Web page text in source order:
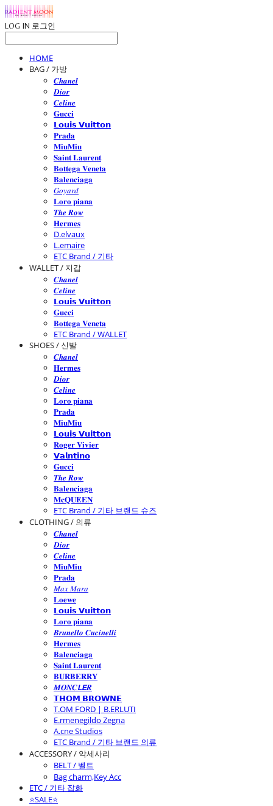
LOG IN 로그인
HOME
BAG / 가방
𝑪𝒉𝒂𝒏𝒆𝒍
𝑫𝒊𝒐𝒓
𝑪𝒆𝒍𝒊𝒏𝒆
𝐆𝐮𝐜𝐜𝐢
𝗟𝗼𝘂𝗶𝘀 𝗩𝘂𝗶𝘁𝘁𝗼𝗻
𝐏𝐫𝐚𝐝𝐚
𝐌𝐢𝐮𝐌𝐢𝐮
𝐒𝐚𝐢𝐧𝐭 𝐋𝐚𝐮𝐫𝐞𝐧𝐭
𝐁𝐨𝐭𝐭𝐞𝐠𝐚 𝐕𝐞𝐧𝐞𝐭𝐚
𝐁𝐚𝐥𝐞𝐧𝐜𝐢𝐚𝐠𝐚
𝐺𝑜𝑦𝑎𝑟𝑑
𝐋𝐨𝐫𝐨 𝐩𝐢𝐚𝐧𝐚
𝑻𝒉𝒆 𝑹𝒐𝒘
𝐇𝐞𝐫𝐦𝐞𝐬
D.elvaux
L.emaire
ETC Brand / 기타
WALLET / 지갑
𝑪𝒉𝒂𝒏𝒆𝒍
𝑪𝒆𝒍𝒊𝒏𝒆
𝗟𝗼𝘂𝗶𝘀 𝗩𝘂𝗶𝘁𝘁𝗼𝗻
𝐆𝐮𝐜𝐜𝐢
𝐁𝐨𝐭𝐭𝐞𝐠𝐚 𝐕𝐞𝐧𝐞𝐭𝐚
ETC Brand / WALLET
SHOES / 신발
𝑪𝒉𝒂𝒏𝒆𝒍
𝐇𝐞𝐫𝐦𝐞𝐬
𝑫𝒊𝒐𝒓
𝑪𝒆𝒍𝒊𝒏𝒆
𝐋𝐨𝐫𝐨 𝐩𝐢𝐚𝐧𝐚
𝐏𝐫𝐚𝐝𝐚
𝐌𝐢𝐮𝐌𝐢𝐮
𝗟𝗼𝘂𝗶𝘀 𝗩𝘂𝗶𝘁𝘁𝗼𝗻
𝐑𝐨𝐠𝐞𝐫 𝐕𝐢𝐯𝐢𝐞𝐫
𝗩𝗮𝗹𝗻𝘁𝗶𝗻𝗼
𝐆𝐮𝐜𝐜𝐢
𝑻𝒉𝒆 𝑹𝒐𝒘
𝐁𝐚𝐥𝐞𝐧𝐜𝐢𝐚𝐠𝐚
𝐌𝐜𝐐𝐔𝐄𝐄𝐍
ETC Brand / 기타 브랜드 슈즈
CLOTHING / 의류
𝑪𝒉𝒂𝒏𝒆𝒍
𝑫𝒊𝒐𝒓
𝑪𝒆𝒍𝒊𝒏𝒆
𝐌𝐢𝐮𝐌𝐢𝐮
𝐏𝐫𝐚𝐝𝐚
𝑀𝑎𝑥 𝑀𝑎𝑟𝑎
𝐋𝐨𝐞𝐰𝐞
𝗟𝗼𝘂𝗶𝘀 𝗩𝘂𝗶𝘁𝘁𝗼𝗻
𝐋𝐨𝐫𝐨 𝐩𝐢𝐚𝐧𝐚
𝑩𝒓𝒖𝒏𝒆𝒍𝒍𝒐 𝑪𝒖𝒄𝒊𝒏𝒆𝒍𝒍𝒊
𝐇𝐞𝐫𝐦𝐞𝐬
𝐁𝐚𝐥𝐞𝐧𝐜𝐢𝐚𝐠𝐚
𝐒𝐚𝐢𝐧𝐭 𝐋𝐚𝐮𝐫𝐞𝐧𝐭
𝐁𝐔𝐑𝐁𝐄𝐑𝐑𝐘
𝑴𝑶𝑵𝑪𝙇𝙀𝑹
𝗧𝗛𝗢𝗠 𝗕𝗥𝗢𝗪𝗡𝗘
T.OM FORD | B.ERLUTI
E.rmenegildo Zegna
A.cne Studios
ETC Brand / 기타 브랜드 의류
ACCESSORY / 악세사리
BELT / 벨트
Bag charm,Key Acc
ETC / 기타 잡화
⭐SALE⭐